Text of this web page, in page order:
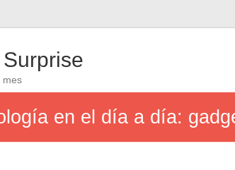
mes
en el día a día: